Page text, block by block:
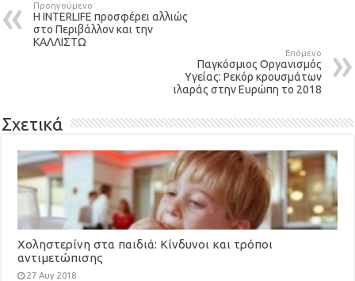
Προηγούμενο
Η INTERLIFE προσφέρει αλλιώς
στο Περιβάλλον και την
ΚΑΛΛΙΣΤΩ
Επόμενο
Παγκόσμιος Οργανισμός
Υγείας: Ρεκόρ κρουσμάτων
ιλαράς στην Ευρώπη το 2018
Σχετικά
Χοληστερίνη στα παιδιά: Κίνδυνοι και τρόποι
αντιμετώπισης
27 Αυγ 2018